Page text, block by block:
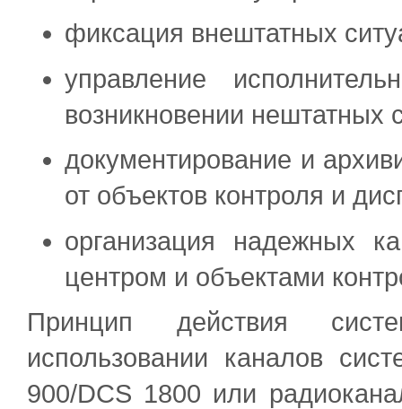
фиксация внештатных
управление
возникновении нештатных
документирование и
от объектов контроля и
организация надежных
центром и объектами
Принцип действия
использовании каналов
900/DCS 1800 или